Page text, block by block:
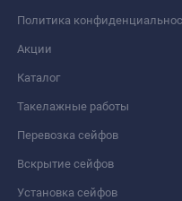
Политика
Акции
Каталог
Такелажные работы
Перевозка сейфов
Вскрытие сейфов
Установка сейфов